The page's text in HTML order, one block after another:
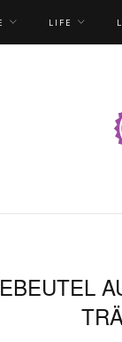
LIFE